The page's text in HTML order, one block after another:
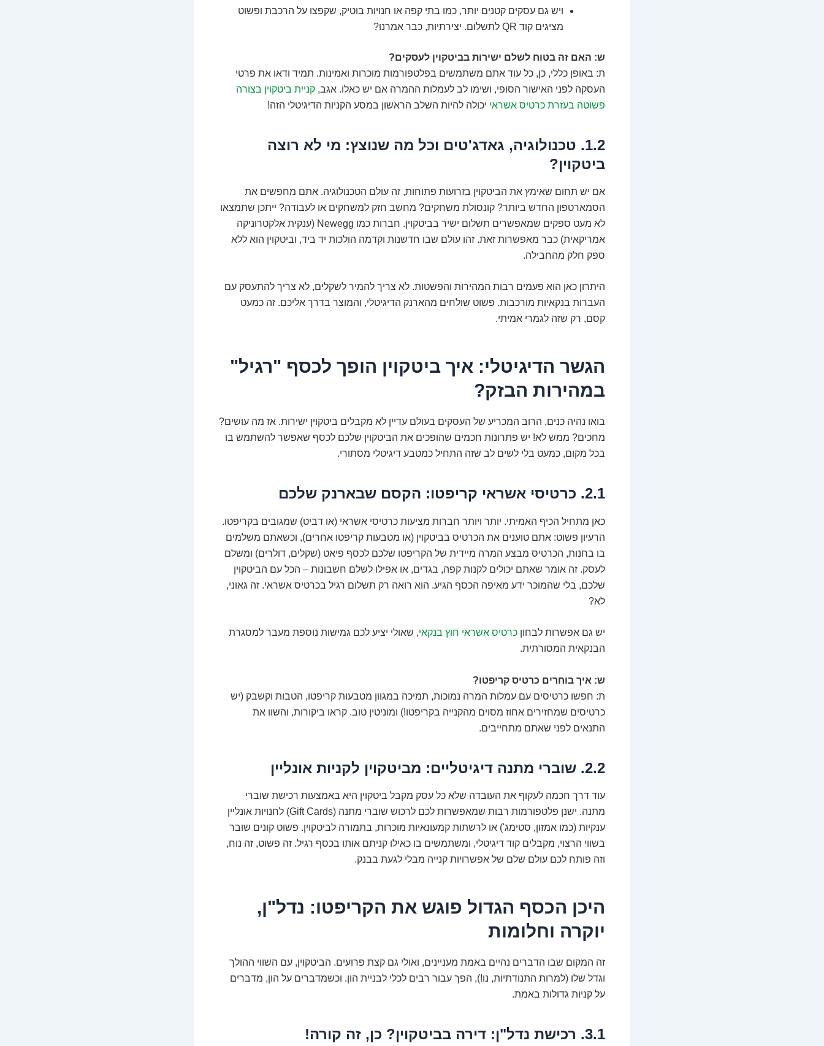
ויש גם עסקים קטנים יותר, כמו בתי קפה או חנויות בוטיק, שקפצו על הרכבת ופשוט
מציגים קוד QR לתשלום. יצירתיות, כבר אמרנו?
ש: האם זה בטוח לשלם ישירות בביטקוין לעסקים?
ת: באופן כללי, כן, כל עוד אתם משתמשים בפלטפורמות מוכרות ואמינות. תמיד ודאו את פרטי
העסקה לפני האישור הסופי, ושימו לב לעמלות ההמרה אם יש כאלו. אגב, קניית ביטקוין בצורה
פשוטה בעזרת כרטיס אשראי יכולה להיות השלב הראשון במסע הקניות הדיגיטלי הזה!
1.2. טכנולוגיה, גאדג'טים וכל מה שנוצץ: מי לא רוצה
ביטקוין?
אם יש תחום שאימץ את הביטקוין בזרועות פתוחות, זה עולם הטכנולוגיה. אתם מחפשים את
הסמארטפון החדש ביותר? קונסולת משחקים? מחשב חזק למשחקים או לעבודה? ייתכן שתמצאו
לא מעט ספקים שמאפשרים תשלום ישיר בביטקוין. חברות כמו Newegg (ענקית אלקטרוניקה
אמריקאית) כבר מאפשרות זאת. זהו עולם שבו חדשנות וקִדמה הולכות יד ביד, וביטקוין הוא ללא
ספק חלק מהחבילה.
היתרון כאן הוא פעמים רבות המהירות והפשטות. לא צריך להמיר לשקלים, לא צריך להתעסק עם
העברות בנקאיות מורכבות. פשוט שולחים מהארנק הדיגיטלי, והמוצר בדרך אליכם. זה כמעט
קסם, רק שזה לגמרי אמיתי.
הגשר הדיגיטלי: איך ביטקוין הופך לכסף "רגיל"
במהירות הבזק?
בואו נהיה כנים, הרוב המכריע של העסקים בעולם עדיין לא מקבלים ביטקוין ישירות. אז מה עושים?
מחכים? ממש לא! יש פתרונות חכמים שהופכים את הביטקוין שלכם לכסף שאפשר להשתמש בו
בכל מקום, כמעט בלי לשים לב שזה התחיל כמטבע דיגיטלי מסתורי.
2.1. כרטיסי אשראי קריפטו: הקסם שבארנק שלכם
כאן מתחיל הכיף האמיתי. יותר ויותר חברות מציעות כרטיסי אשראי (או דביט) שמגובים בקריפטו.
הרעיון פשוט: אתם טוענים את הכרטיס בביטקוין (או מטבעות קריפטו אחרים), וכשאתם משלמים
בו בחנות, הכרטיס מבצע המרה מיידית של הקריפטו שלכם לכסף פיאט (שקלים, דולרים) ומשלם
לעסק. זה אומר שאתם יכולים לקנות קפה, בגדים, או אפילו לשלם חשבונות – הכל עם הביטקוין
שלכם, בלי שהמוכר ידע מאיפה הכסף הגיע. הוא רואה רק תשלום רגיל בכרטיס אשראי. זה גאוני,
לא?
יש גם אפשרות לבחון כרטיס אשראי חוץ בנקאי, שאולי יציע לכם גמישות נוספת מעבר למסגרת
הבנקאית המסורתית.
ש: איך בוחרים כרטיס קריפטו?
ת: חפשו כרטיסים עם עמלות המרה נמוכות, תמיכה במגוון מטבעות קריפטו, הטבות וקשבק (יש
כרטיסים שמחזירים אחוז מסוים מהקנייה בקריפטו!) ומוניטין טוב. קראו ביקורות, והשוו את
התנאים לפני שאתם מתחייבים.
2.2. שוברי מתנה דיגיטליים: מביטקוין לקניות אונליין
עוד דרך חכמה לעקוף את העובדה שלא כל עסק מקבל ביטקוין היא באמצעות רכישת שוברי
מתנה. ישנן פלטפורמות רבות שמאפשרות לכם לרכוש שוברי מתנה (Gift Cards) לחנויות אונליין
ענקיות (כמו אמזון, סטימג') או לרשתות קמעונאיות מוכרות, בתמורה לביטקוין. פשוט קונים שובר
בשווי הרצוי, מקבלים קוד דיגיטלי, ומשתמשים בו כאילו קניתם אותו בכסף רגיל. זה פשוט, זה נוח,
וזה פותח לכם עולם שלם של אפשרויות קנייה מבלי לגעת בבנק.
היכן הכסף הגדול פוגש את הקריפטו: נדל"ן,
יוקרה וחלומות
זה המקום שבו הדברים נהיים באמת מעניינים, ואולי גם קצת פרועים. הביטקוין, עם השווי ההולך
וגדל שלו (למרות התנודתיות, נו!), הפך עבור רבים לכלי לבניית הון. וכשמדברים על הון, מדברים
על קניות גדולות באמת.
3.1. רכישת נדל"ן: דירה בביטקוין? כן, זה קורה!